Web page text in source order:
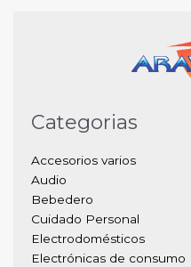
Categorias
Accesorios varios
Audio
Bebedero
Cuidado Personal
Electrodomésticos
Electrónicas de consumo